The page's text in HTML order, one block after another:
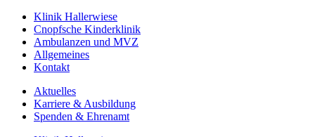
Klinik Hallerwiese
Cnopfsche Kinderklinik
Ambulanzen und MVZ
Allgemeines
Kontakt
Aktuelles
Karriere & Ausbildung
Spenden & Ehrenamt